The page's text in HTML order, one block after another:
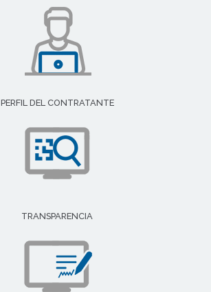
PERFIL DEL CONTRATANTE
TRANSPARENCIA